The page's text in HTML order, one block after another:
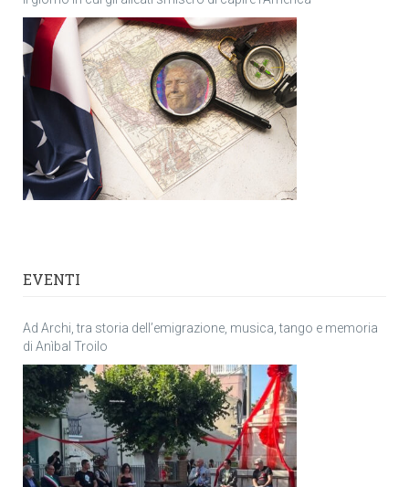
EVENTI
Ad Archi, tra storia dell’emigrazione, musica, tango e memoria
di Anìbal Troilo